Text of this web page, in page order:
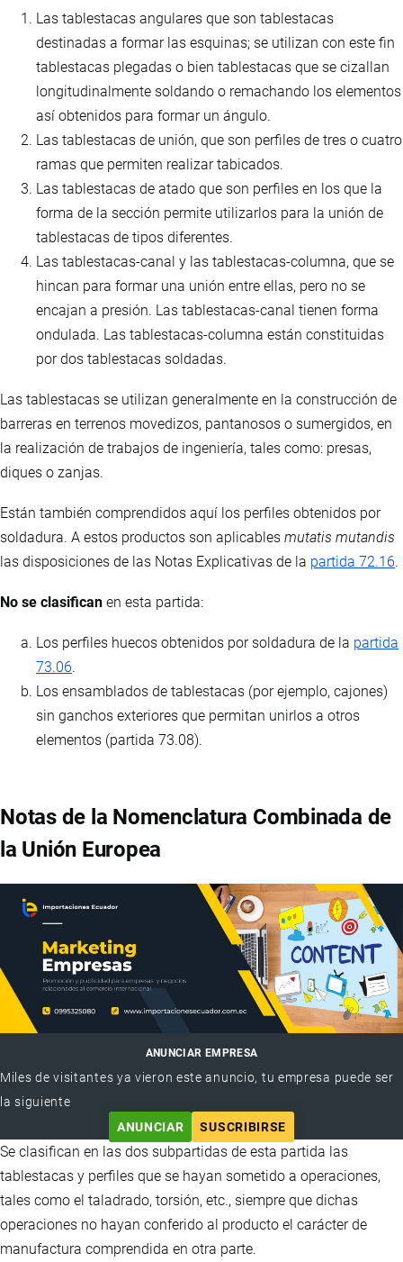
Las tablestacas angulares que son tablestacas
destinadas a formar las esquinas; se utilizan con este fin
tablestacas plegadas o bien tablestacas que se cizallan
longitudinalmente soldando o remachando los elementos
así obtenidos para formar un ángulo.
Las tablestacas de unión, que son perfiles de tres o cuatro
ramas que permiten realizar tabicados.
Las tablestacas de atado que son perfiles en los que la
forma de la sección permite utilizarlos para la unión de
tablestacas de tipos diferentes.
Las tablestacas-canal y las tablestacas-columna, que se
hincan para formar una unión entre ellas, pero no se
encajan a presión. Las tablestacas-canal tienen forma
ondulada. Las tablestacas-columna están constituidas
por dos tablestacas soldadas.
Las tablestacas se utilizan generalmente en la construcción de
barreras en terrenos movedizos, pantanosos o sumergidos, en
la realización de trabajos de ingeniería, tales como: presas,
diques o zanjas.
Están también comprendidos aquí los perfiles obtenidos por
soldadura. A estos productos son aplicables mutatis mutandis
las disposiciones de las Notas Explicativas de la partida 72.16.
No se clasifican en esta partida:
Los perfiles huecos obtenidos por soldadura de la partida
73.06.
Los ensamblados de tablestacas (por ejemplo, cajones)
sin ganchos exteriores que permitan unirlos a otros
elementos (partida 73.08).
Notas de la Nomenclatura Combinada de
la Unión Europea
ANUNCIAR EMPRESA
Miles de visitantes ya vieron este anuncio, tu empresa puede ser
la siguiente
ANUNCIAR
SUSCRIBIRSE
Se clasifican en las dos subpartidas de esta partida las
tablestacas y perfiles que se hayan sometido a operaciones,
tales como el taladrado, torsión, etc., siempre que dichas
operaciones no hayan conferido al producto el carácter de
manufactura comprendida en otra parte.